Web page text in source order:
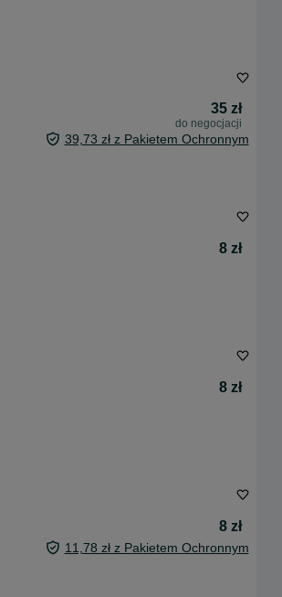
35 zł
do negocjacji
39,73 zł z Pakietem Ochronnym
8 zł
8 zł
8 zł
11,78 zł z Pakietem Ochronnym